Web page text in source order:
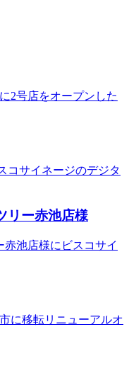
2号店をオープンした
コサイネージのデジタ
リー赤池店様
池店様にビスコサイ
に移転リニューアルオ